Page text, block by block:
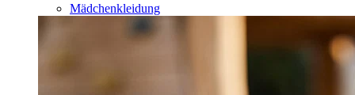
Mädchenkleidung